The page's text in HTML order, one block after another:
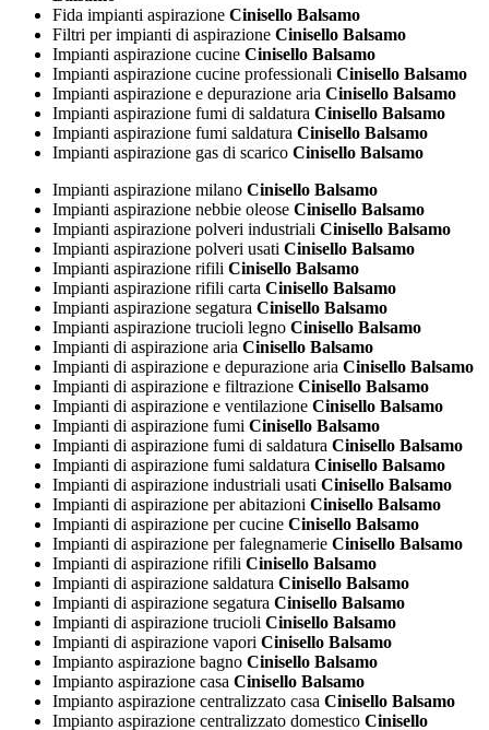
Fida impianti aspirazione Cinisello Balsamo
Filtri per impianti di aspirazione Cinisello Balsamo
Impianti aspirazione cucine Cinisello Balsamo
Impianti aspirazione cucine professionali Cinisello Balsamo
Impianti aspirazione e depurazione aria Cinisello Balsamo
Impianti aspirazione fumi di saldatura Cinisello Balsamo
Impianti aspirazione fumi saldatura Cinisello Balsamo
Impianti aspirazione gas di scarico Cinisello Balsamo
Impianti aspirazione milano Cinisello Balsamo
Impianti aspirazione nebbie oleose Cinisello Balsamo
Impianti aspirazione polveri industriali Cinisello Balsamo
Impianti aspirazione polveri usati Cinisello Balsamo
Impianti aspirazione rifili Cinisello Balsamo
Impianti aspirazione rifili carta Cinisello Balsamo
Impianti aspirazione segatura Cinisello Balsamo
Impianti aspirazione trucioli legno Cinisello Balsamo
Impianti di aspirazione aria Cinisello Balsamo
Impianti di aspirazione e depurazione aria Cinisello Balsamo
Impianti di aspirazione e filtrazione Cinisello Balsamo
Impianti di aspirazione e ventilazione Cinisello Balsamo
Impianti di aspirazione fumi Cinisello Balsamo
Impianti di aspirazione fumi di saldatura Cinisello Balsamo
Impianti di aspirazione fumi saldatura Cinisello Balsamo
Impianti di aspirazione industriali usati Cinisello Balsamo
Impianti di aspirazione per abitazioni Cinisello Balsamo
Impianti di aspirazione per cucine Cinisello Balsamo
Impianti di aspirazione per falegnamerie Cinisello Balsamo
Impianti di aspirazione rifili Cinisello Balsamo
Impianti di aspirazione saldatura Cinisello Balsamo
Impianti di aspirazione segatura Cinisello Balsamo
Impianti di aspirazione trucioli Cinisello Balsamo
Impianti di aspirazione vapori Cinisello Balsamo
Impianto aspirazione bagno Cinisello Balsamo
Impianto aspirazione casa Cinisello Balsamo
Impianto aspirazione centralizzato casa Cinisello Balsamo
Impianto aspirazione centralizzato domestico Cinisello